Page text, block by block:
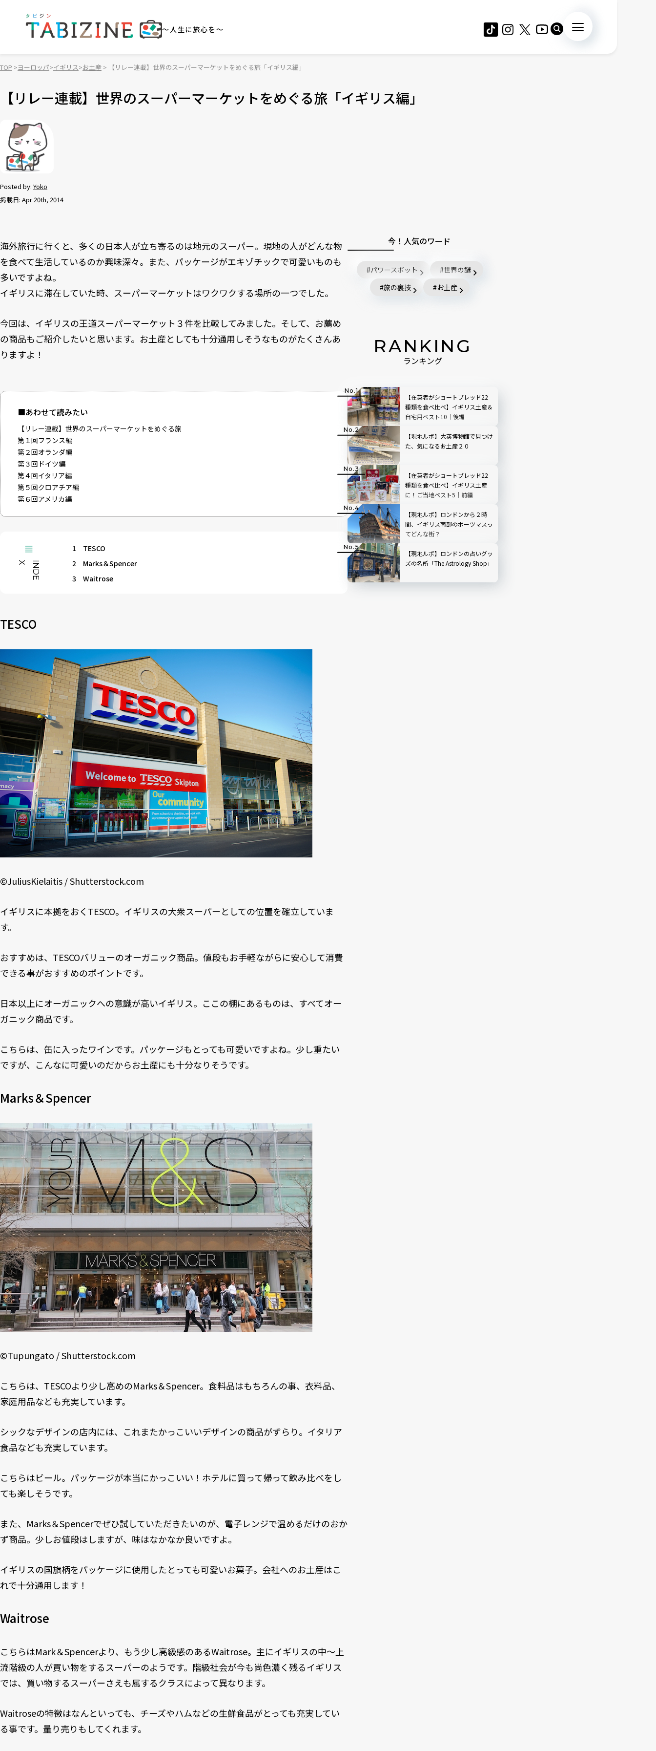
～人生に旅心を～
TOP ヨーロッパ イギリス お土産 【リレー連載】世界のスーパーマーケットをめぐる旅「イギリス編」
【リレー連載】世界のスーパーマーケットをめぐる旅「イギリス編」
Posted by: Yoko
掲載日: Apr 20th, 2014
海外旅行に行くと、多くの日本人が立ち寄るのは地元のスーパー。現地の人がどんな物
を食べて生活しているのか興味深々。また、パッケージがエキゾチックで可愛いものも
多いですよね。
イギリスに滞在していた時、スーパーマーケットはワクワクする場所の一つでした。
今回は、イギリスの王道スーパーマーケット３件を比較してみました。そして、お薦め
の商品もご紹介したいと思います。お土産としても十分通用しそうなものがたくさんあ
りますよ！
■あわせて読みたい
【リレー連載】世界のスーパーマーケットをめぐる旅
第１回フランス編
第２回オランダ編
第３回ドイツ編
第４回イタリア編
第５回クロアチア編
第６回アメリカ編
I
N
D
E
X
1
TESCO
2
Marks＆Spencer
3
Waitrose
TESCO
©JuliusKielaitis/Shutterstock.com
イギリスに本拠をおくTESCO。イギリスの大衆スーパーとしての位置を確立していま
す。
おすすめは、TESCOバリューのオーガニック商品。値段もお手軽ながらに安心して消費
できる事がおすすめのポイントです。
日本以上にオーガニックへの意識が高いイギリス。ここの棚にあるものは、すべてオー
ガニック商品です。
こちらは、缶に入ったワインです。パッケージもとっても可愛いですよね。少し重たい
ですが、こんなに可愛いのだからお土産にも十分なりそうです。
Marks＆Spencer
©Tupungato /Shutterstock.com
こちらは、TESCOより少し高めのMarks＆Spencer。食料品はもちろんの事、衣料品、
家庭用品なども充実しています。
シックなデザインの店内には、これまたかっこいいデザインの商品がずらり。イタリア
食品なども充実しています。
こちらはビール。パッケージが本当にかっこいい！ホテルに買って帰って飲み比べをし
ても楽しそうです。
また、Marks＆Spencerでぜひ試していただきたいのが、電子レンジで温めるだけのおか
ず商品。少しお値段はしますが、味はなかなか良いですよ。
イギリスの国旗柄をパッケージに使用したとっても可愛いお菓子。会社へのお土産はこ
れで十分通用します！
Waitrose
こちらはMark＆Spencerより、もう少し高級感のあるWaitrose。主にイギリスの中～上
流階級の人が買い物をするスーパーのようです。階級社会が今も尚色濃く残るイギリス
では、買い物するスーパーさえも属するクラスによって異なります。
Waitroseの特徴はなんといっても、チーズやハムなどの生鮮食品がとっても充実してい
る事です。量り売りもしてくれます。
今！人気のワード
パワースポット
世界の謎
旅の裏技
お土産
RANKING
ランキング
【在英者がショートブレッド22
種類を食べ比べ】イギリス土産＆
自宅用ベスト10｜後編
【現地ルポ】大英博物館で見つけ
た、気になるお土産２０
【在英者がショートブレッド22
種類を食べ比べ】イギリス土産
に！ご当地ベスト5｜前編
【現地ルポ】ロンドンから２時
間、イギリス南部のポーツマスっ
てどんな街？
【現地ルポ】ロンドンの占いグッ
ズの名所「The Astrology Shop」